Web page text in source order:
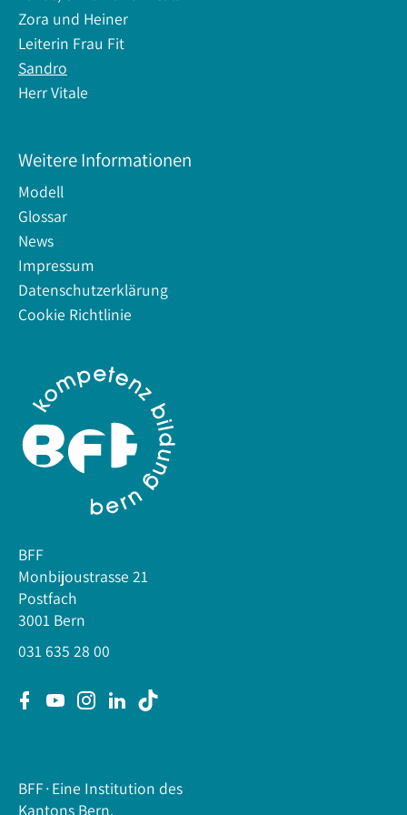
BFF
Monbijoustrasse 21
Postfach
3001 Bern
031 635 28 00
BFF∙Eine Institution des
Kantons Bern.
Zora und Heiner
Leiterin Frau Fit
Sandro
Herr Vitale
Weitere Informationen
Modell
Glossar
News
Impressum
Datenschutzerklärung
Cookie Richtlinie